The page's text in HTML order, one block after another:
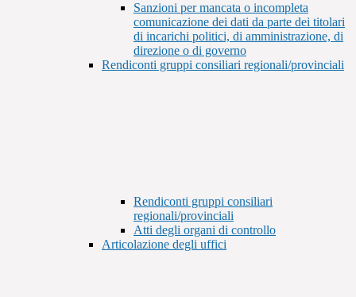
Sanzioni per mancata o incompleta
comunicazione dei dati da parte dei titolari
di incarichi politici, di amministrazione, di
direzione o di governo
Rendiconti gruppi consiliari regionali/provinciali
Rendiconti gruppi consiliari
regionali/provinciali
Atti degli organi di controllo
Articolazione degli uffici